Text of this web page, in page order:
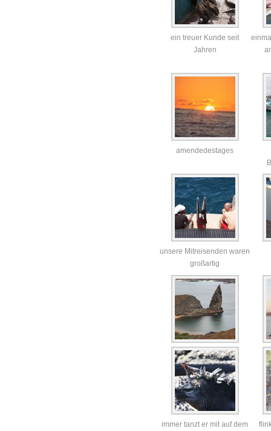
ein treuer Kunde seit
Jahren
amendedestages
unsere Mitreisenden waren
großartig
immer tanzt er mit auf dem